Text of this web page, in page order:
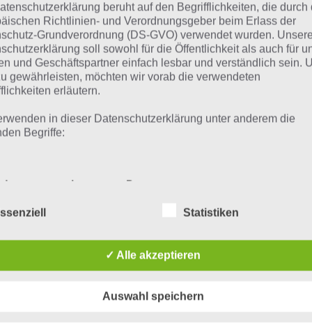
DEINE
[caption
von Space Ape Games[/caption] Unsere heutige App des Tages
Events und
Spiele App Samurai Siege haben wir
Tipps
Samurai
Teilweise ist
kompliziert
beruht auf den Begrifflichkeiten, die durch
Richtlinien- und Verordnungsgeber beim Erlass der
Grundverordnung (DS-GVO) verwendet wurden. Unsere
soll sowohl für die Öffentlichkeit als auch für
und Geschäftspartner einfach lesbar und verständlich sein.
gewährleisten, möchten wir vorab die verwendeten
erläutern.
in dieser Datenschutzerklärung unter anderem die
Begriffe:
a) personenbezogene Daten
Personenbezogene Daten sind alle Informationen, die sich auf
Person angesehen, die direkt oder indirekt, insbesondere mittels
Zuordnung zu einer Kennung wie einem Namen, zu einer
Kennnummer, zu Standortdaten, zu einer Online-Kennung oder
einem oder mehreren besonderen Merkmalen, die Ausdruck der
Statistiken
✓ Alle akzeptieren
Auswahl speichern